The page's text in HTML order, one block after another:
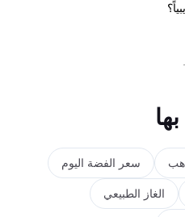
سعر الفضة اليوم
الغاز الطبيعي